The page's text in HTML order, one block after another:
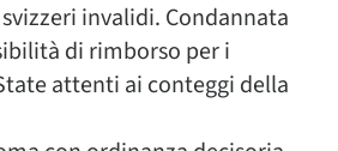
invalidi. Condannata
di rimborso per i
attenti ai conteggi della